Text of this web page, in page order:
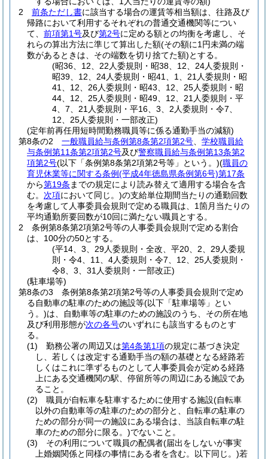
2
前条ただし書に該当する場合の運賃等相当額は、往路及び
帰路において利用するそれぞれの普通交通機関等につい
て、 前項第1号及び第2号に定める額との均衡を考慮し、そ
れらの算出方法に準じて算出した額(その額に1円未満の端
数があるときは、その端数を切り捨てた額)とする。
(昭36、12、22人委規則・昭38、12、24人委規則・
昭39、12、24人委規則・昭41、1、21人委規則・昭
41、12、26人委規則・昭43、12、25人委規則・昭
44、12、25人委規則・昭49、12、21人委規則・平
4、7、21人委規則・平16、3、2人委規則・令7、
12、25人委規則・一部改正)
(定年前再任用短時間勤務職員等に係る通勤手当の減額)
第8条の2
一般職員給与条例第8条第2項第2号
学校職員給
与条例第11条第2項第2号及び警察職員給与条例第13条第2
項第2号(以下「条例第8条第2項第2号等」という。)(職員の
育児休業等に関する条例(平成4年徳島県条例第6号)第17条
から第19条 までの規定により読み替えて適用する場合を含
む。 次項において同じ。)の支給単位期間当たりの通勤回数
を考慮して人事委員会規則で定める職員は、1箇月当たりの
平均通勤所要回数が10回に満たない職員とする。
2
条例第8条第2項第2号等の人事委員会規則で定める割合
は、100分の50とする。
(平14、3、29人委規則・全改、平20、2、29人委規
則・令4、11、4人委規則・令7、12、25人委規則・
令8、3、31人委規則・一部改正)
(駐車場等)
第8条の3
条例第8条第2項第2号等の人事委員会規則で定め
る自動車の駐車のための施設等(以下「駐車場等」とい
う。)は、自動車等の駐車のための施設のうち、その所在地
及び利用形態が次の各号のいずれにも該当するものとす
る。
(1)
勤務公署の周辺又は第4条第1項の規定に基づき決定
し、若しくは改定する通勤手当の額の基礎となる経路若
しくはこれに準ずるものとして人事委員会が定める経路
上にある交通機関の駅、停留所等の周辺にある施設であ
ること。
(2)
職員が自転車を駐車するために使用する施設(自転車
以外の自動車等の駐車のための部分と、自転車の駐車の
ための部分が同一の施設にある場合は、当該自転車の駐
車のための部分に限る。)でないこと。
(3)
その利用について職員の配偶者(届出をしないが事実
上婚姻関係と同様の事情にある者を含む。以下同じ。)若